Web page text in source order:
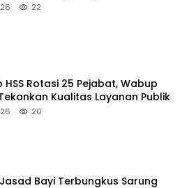
22
HSS Rotasi 25 Pejabat, Wabup
Kualitas Layanan Publik
20
Bayi Terbungkus Sarung